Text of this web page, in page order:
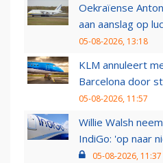
Oekraïense
aan aanslag op
05-08-2026, 13:18
KLM annuleert
Barcelona door
05-08-2026, 11:57
Willie Walsh
IndiGo: 'op naar
05-08-2026, 11:37